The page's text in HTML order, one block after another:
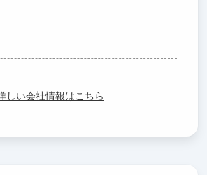
しい会社情報はこちら